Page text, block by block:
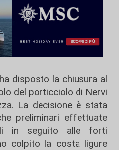
disposto la chiusura al
del porticciolo di Nervi
La decisione è stata
preliminari effettuate
in seguito alle forti
colpito la costa ligure